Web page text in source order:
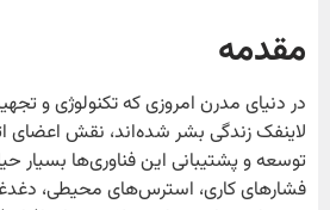
مقدمه
در دنیای مدرن امروزی که تکنولوژی و
لاینفک زندگی بشر شده‌اند، نقش اعضای
توسعه و پشتیبانی این فناوری‌ها بسیار
فشارهای کاری، استرس‌های محیطی،